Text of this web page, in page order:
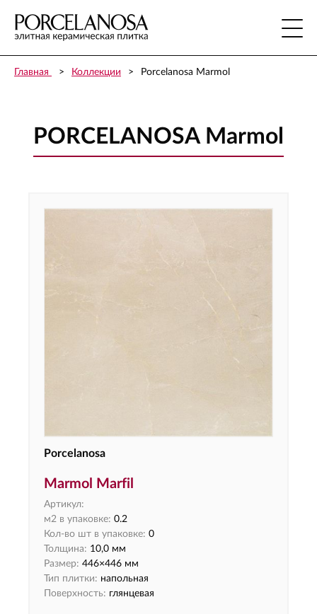
Главная Коллекции Porcelanosa Marmol
PORCELANOSA Marmol
Porcelanosa
Marmol Marfil
Артикул:
м2 в упаковке: 0.2
Кол-во шт в упаковке: 0
Толщина: 10,0 мм
Размер: 446×446 мм
Тип плитки: напольная
Поверхность: глянцевая